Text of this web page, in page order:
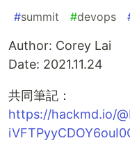
#summit #devops
Author: Corey Lai
Date: 2021.11.24
共同筆記：
https://hackmd.io/